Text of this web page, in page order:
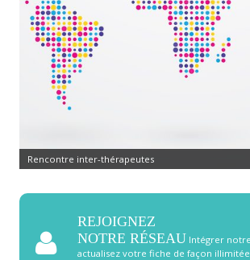
Rencontre inter-thérapeutes
REJOIGNEZ
NOTRE RÉSEAU Intégrer
actualisez votre fiche de façon